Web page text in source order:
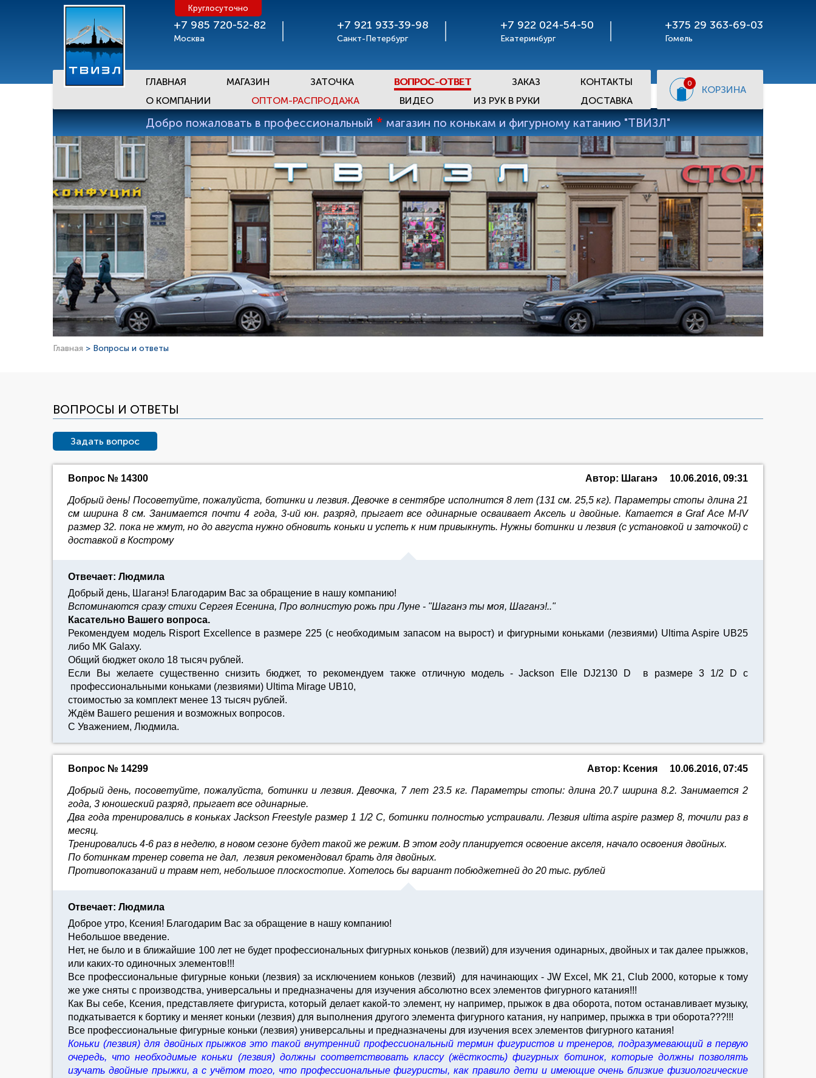
+7 985 720-52-82
Москва
Круглосуточно
+7 921 933-39-98
Санкт-Петербург
+7 922 024-54-50
Екатеринбург
+375 29 363-69-03
Гомель
ГЛАВНАЯ МАГАЗИН ЗАТОЧКА ВОПРОС-ОТВЕТ ЗАКАЗ
КОНТАКТЫ
О КОМПАНИИ
ОПТОМ-РАСПРОДАЖА ВИДЕО ИЗ РУК В РУКИ ДОСТАВКА
0
КОРЗИНА
Добро пожаловать в профессиональный * магазин по конькам и фигурному катанию "ТВИЗЛ"
Главная > Вопросы и ответы
ВОПРОСЫ И ОТВЕТЫ
Задать вопрос
Вопрос № 14300 Автор: Шаганэ 10.06.2016, 09:31
Добрый день! Посоветуйте, пожалуйста, ботинки и лезвия. Девочке в сентябре исполнится 8 лет (131 см. 25,5 кг). Параметры стопы длина 21
см ширина 8 см. Занимается почти 4 года, 3-ий юн. разряд, прыгает все одинарные осваивает Аксель и двойные. Катается в Graf Ace M-IV
размер 32. пока не жмут, но до августа нужно обновить коньки и успеть к ним привыкнуть. Нужны ботинки и лезвия (с установкой и заточкой) с
доставкой в Кострому
Отвечает: Людмила
Добрый день, Шаганэ! Благодарим Вас за обращение в нашу компанию!
Вспоминаются сразу стихи Сергея Есенина, Про волнистую рожь при Луне - "Шаганэ ты моя, Шаганэ!.."
Касательно Вашего вопроса.
Рекомендуем модель Risport Excellence в размере 225 (с необходимым запасом на вырост) и фигурными коньками (лезвиями) Ultima Aspire UB25
либо MK Galaxy.
Общий бюджет около 18 тысяч рублей.
Если Вы желаете существенно снизить бюджет, то рекомендуем также отличную модель - Jackson Elle DJ2130 D в размере 3 1/2 D с
профессиональными коньками (лезвиями) Ultima Mirage UB10,
стоимостью за комплект менее 13 тысяч рублей.
Ждём Вашего решения и возможных вопросов.
С Уважением, Людмила.
Вопрос № 14299 Автор: Ксения 10.06.2016, 07:45
Добрый день, посоветуйте, пожалуйста, ботинки и лезвия. Девочка, 7 лет 23.5 кг. Параметры стопы: длина 20.7 ширина 8.2. Занимается 2
года, 3 юношеский разряд, прыгает все одинарные.
Два года тренировались в коньках Jackson Freestyle размер 1 1/2 С, ботинки полностью устраивали. Лезвия ultima aspire размер 8, точили раз в
месяц.
Тренировались 4-6 раз в неделю, в новом сезоне будет такой же режим. В этом году планируется освоение акселя, начало освоения двойных.
По ботинкам тренер совета не дал, лезвия рекомендовал брать для двойных.
Противопоказаний и травм нет, небольшое плоскостопие. Хотелось бы вариант побюджетней до 20 тыс. рублей
Отвечает: Людмила
Доброе утро, Ксения! Благодарим Вас за обращение в нашу компанию!
Небольшое введение.
Нет, не было и в ближайшие 100 лет не будет профессиональных фигурных коньков (лезвий) для изучения одинарных, двойных и так далее прыжков,
или каких-то одиночных элементов!!!
Все профессиональные фигурные коньки (лезвия) за исключением коньков (лезвий) для начинающих - JW Excel, MK 21, Club 2000, которые к тому
же уже сняты с производства, универсальны и предназначены для изучения абсолютно всех элементов фигурного катания!!!
Как Вы себе, Ксения, представляете фигуриста, который делает какой-то элемент, ну например, прыжок в два оборота, потом останавливает музыку,
подкатывается к бортику и меняет коньки (лезвия) для выполнения другого элемента фигурного катания, ну например, прыжка в три оборота???!!!
Все профессиональные фигурные коньки (лезвия) универсальны и предназначены для изучения всех элементов фигурного катания!
Коньки (лезвия) для двойных прыжков это такой внутренний профессиональный термин фигуристов и тренеров, подразумевающий в первую
очередь, что необходимые коньки (лезвия) должны соответствовать классу (жёсткость) фигурных ботинок, которые должны позволять
изучать двойные прыжки, а с учётом того, что профессиональные фигуристы, как правило дети и имеющие очень близкие физиологические